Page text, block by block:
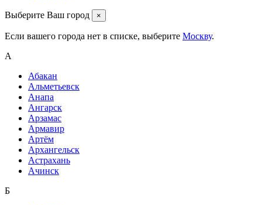
Выберите Ваш город ×
Если вашего города нет в списке, выберите Москву.
А
Абакан
Альметьевск
Анапа
Ангарск
Арзамас
Армавир
Артём
Архангельск
Астрахань
Ачинск
Б